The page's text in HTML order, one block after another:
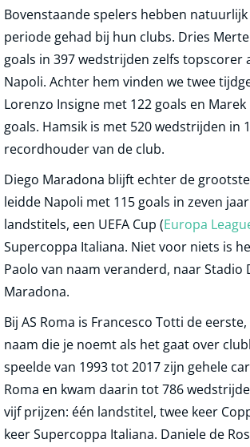
Bovenstaande spelers hebben
periode gehad bij hun clubs. Dries
goals in 397 wedstrijden zelfs topscorer
Napoli. Achter hem vinden we twee
Lorenzo Insigne met 122 goals en Marek
goals. Hamsik is met 520 wedstrijden in
recordhouder van de club.
Diego Maradona blijft echter de
leidde Napoli met 115 goals in zeven
landstitels, een UEFA Cup (Europa
Supercoppa Italiana. Niet voor niets is
Paolo van naam veranderd, naar Stadio
Maradona.
Bij AS Roma is Francesco Totti de
naam die je noemt als het gaat over
speelde van 1993 tot 2017 zijn gehele
Roma en kwam daarin tot 786
vijf prijzen: één landstitel, twee keer
keer Supercoppa Italiana. Daniele de